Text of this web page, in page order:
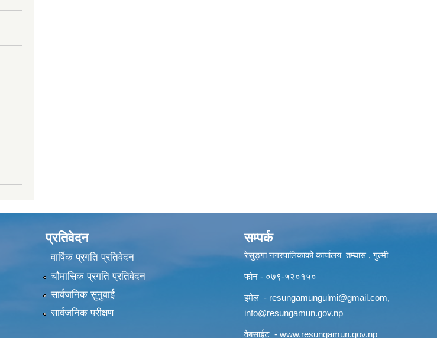
प्रतिवेदन
वार्षिक प्रगति प्रतिवेदन
चौमासिक प्रगति प्रतिवेदन
सार्वजनिक सुनुवाई
सार्वजनिक परीक्षण
सम्पर्क
रेसुङ्गा नगरपालिकाको कार्यालय तम्घास , गुल्मी
फोन - ०७९-५२०१५०
इमेल - resungamungulmi@gmail.com,
info@resungamun.gov.np
वेबसाईट - www.resungamun.gov.np